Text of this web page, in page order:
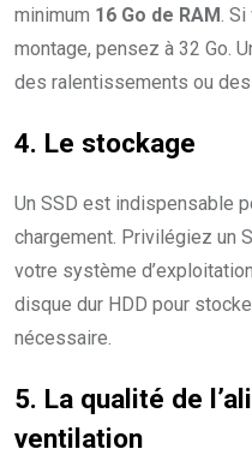
minimum 16 Go de RAM. Si
montage, pensez à 32 Go.
des ralentissements ou
4. Le stockage
Un SSD est indispensable
chargement. Privilégiez un
votre système
disque dur HDD pour
nécessaire.
5. La qualité de
ventilation